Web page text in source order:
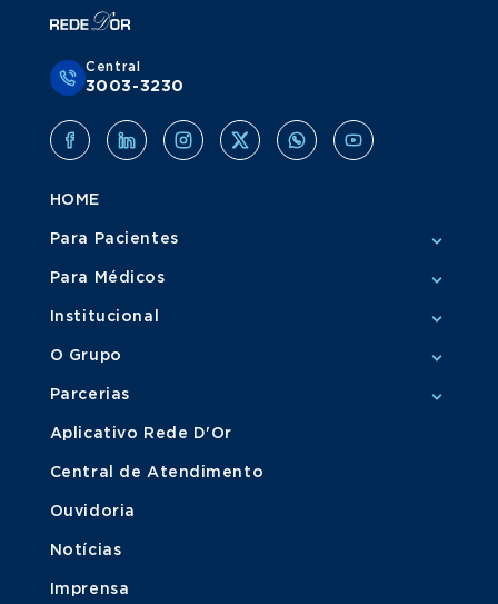
Central
3003-3230
HOME
Para Pacientes
Para Médicos
Institucional
O Grupo
Parcerias
Aplicativo Rede D'Or
Central de Atendimento
Ouvidoria
Notícias
Imprensa